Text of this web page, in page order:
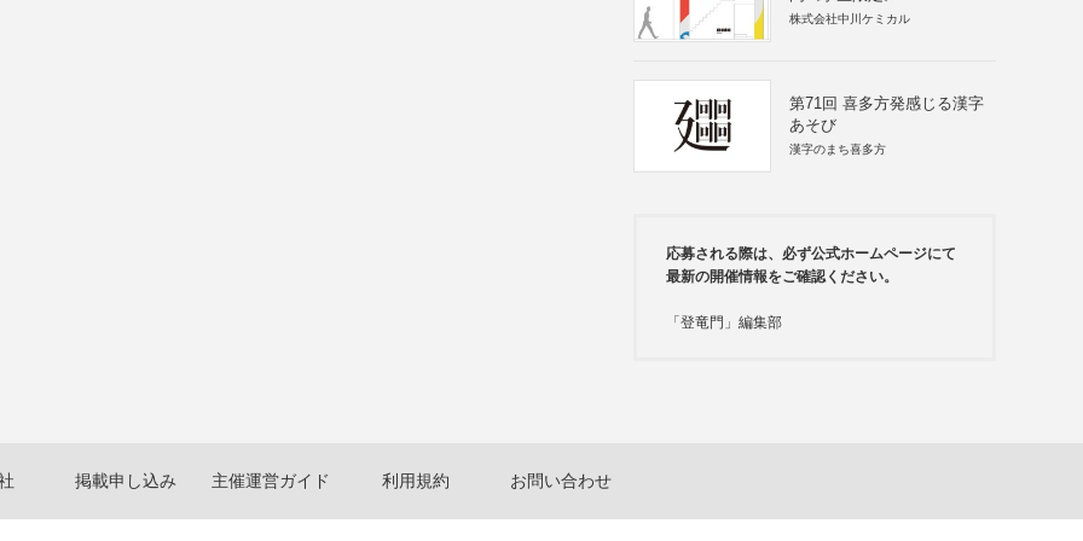
株式会社中川ケミカル
第71回 喜多方発感じる漢字
あそび
漢字のまち喜多方
応募される際は、必ず公式ホームページにて
最新の開催情報をご確認ください。
「登竜門」編集部
掲載申し込み 主催運営ガイド 利用規約 お問い合わせ